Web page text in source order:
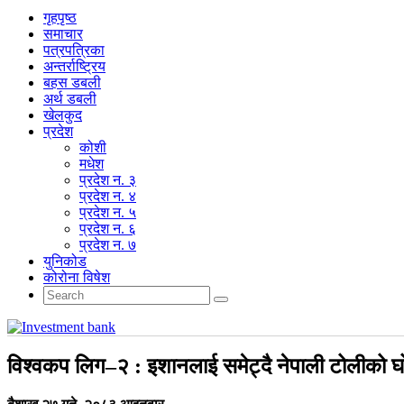
गृहपृष्‍ठ
समाचार
पत्रपत्रिका
अन्तर्राष्ट्रिय
बहस डबली
अर्थ डबली
खेलकुद
प्रदेश
कोशी
मधेश
प्रदेश न. ३
प्रदेश न. ४
प्रदेश न. ५
प्रदेश न. ६
प्रदेश न. ७
युनिकोड
कोरोना विषेश
विश्वकप लिग–२ : इशानलाई समेट्दै नेपाली टोलीको